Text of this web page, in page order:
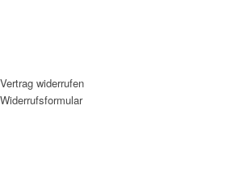
Vertrag widerrufen
Widerrufsformular